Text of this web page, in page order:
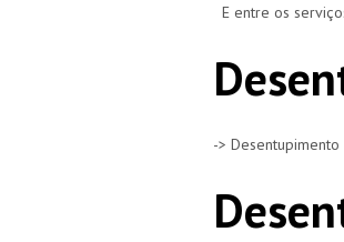
E entre os
->